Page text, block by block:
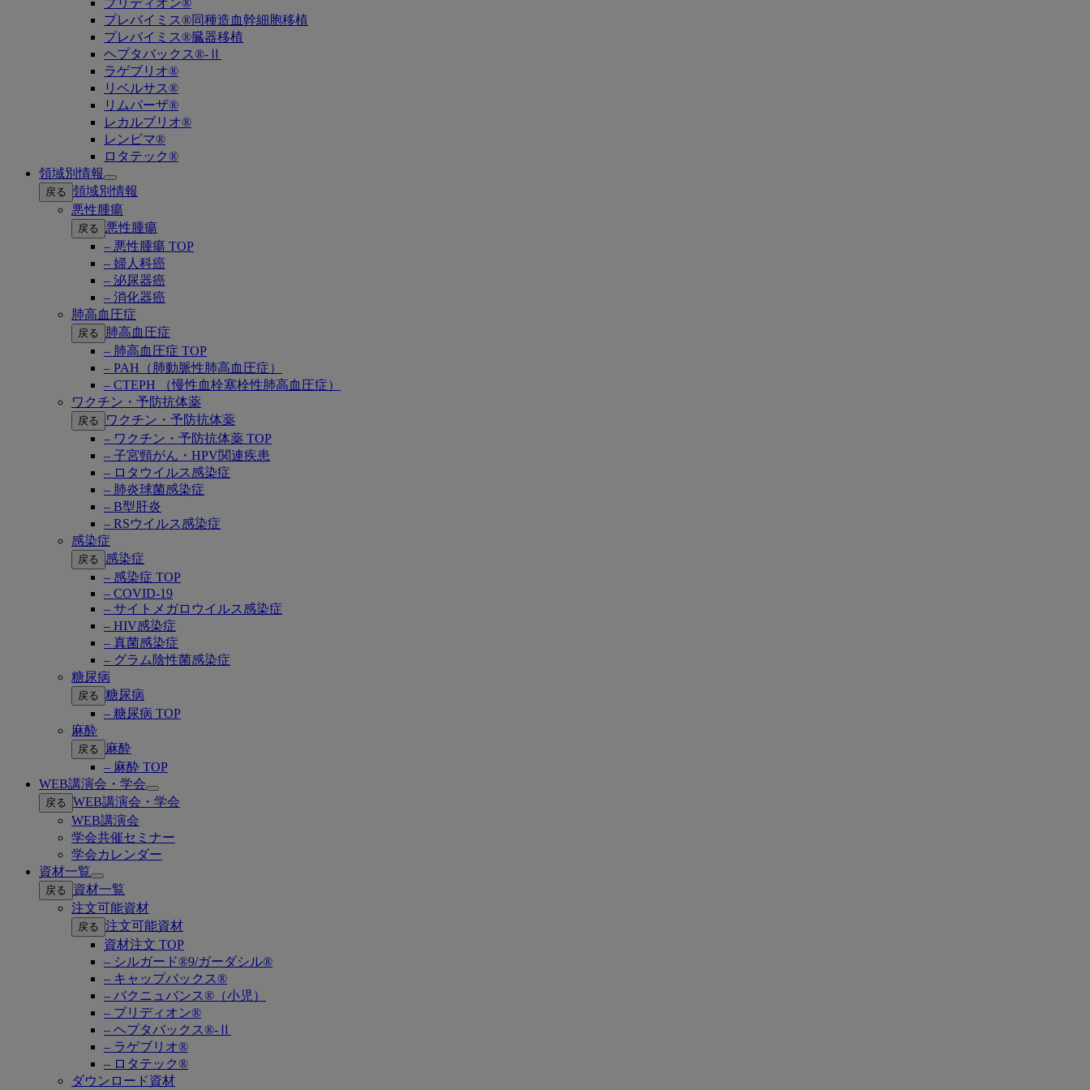
ブリディオン®
プレバイミス®同種造血幹細胞移植
プレバイミス®臓器移植
ヘプタバックス®-Ⅱ
ラゲブリオ®
リベルサス®
リムパーザ®
レカルブリオ®
レンビマ®
ロタテック®
領域別情報
Open
submenu
戻る 領域別情報
悪性腫瘍
戻る
悪性腫瘍
– 悪性腫瘍 TOP
– 婦人科癌
– 泌尿器癌
– 消化器癌
肺高血圧症
戻る
肺高血圧症
– 肺高血圧症 TOP
– PAH（肺動脈性肺高血圧症）
– CTEPH （慢性血栓塞栓性肺高血圧症）
ワクチン・予防抗体薬
戻る
ワクチン・予防抗体薬
– ワクチン・予防抗体薬 TOP
– 子宮頸がん・HPV関連疾患
– ロタウイルス感染症
– 肺炎球菌感染症
– B型肝炎
– RSウイルス感染症
感染症
戻る
感染症
– 感染症 TOP
– COVID-19
– サイトメガロウイルス感染症
– HIV感染症
– 真菌感染症
– グラム陰性菌感染症
糖尿病
戻る 糖尿病
– 糖尿病 TOP
麻酔
戻る
麻酔
– 麻酔 TOP
WEB講演会・学会
Open
submenu
戻る WEB講演会・学会
WEB講演会
学会共催セミナー
学会カレンダー
資材一覧
Open
submenu
戻る
資材一覧
注文可能資材
戻る 注文可能資材
資材注文 TOP
– シルガード®9/ガーダシル®
– キャップバックス®
– バクニュバンス®（小児）
– ブリディオン®
– ヘプタバックス®-Ⅱ
– ラゲブリオ®
– ロタテック®
ダウンロード資材